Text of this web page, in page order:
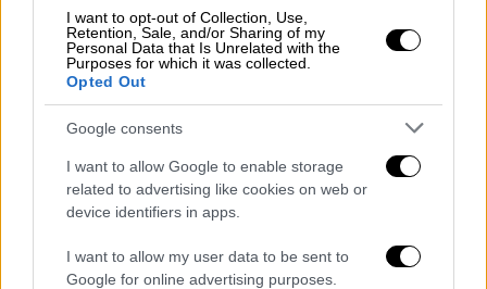
I want to opt-out of Collection, Use,
Retention, Sale, and/or Sharing of my
Personal Data that Is Unrelated with the
Purposes for which it was collected.
Opted Out
Google consents
I want to allow Google to enable storage
related to advertising like cookies on web or
device identifiers in apps.
I want to allow my user data to be sent to
Google for online advertising purposes.
Η κατάσταση είναι εκτός ελέγχου στηΣυρία
και οΟΗΕαπευθύνει έκκληση για κατάπαυση
του πυρός, ώστε να προστατευτούν οι
άμαχοι.
Από τη μεριά της ηΓαλλίακαταδίκασε τις
πράξεις που πλήττουν αμάχους και
να κάνουν λόγο για σφαγές αθώων.